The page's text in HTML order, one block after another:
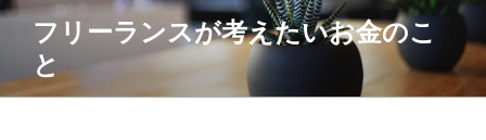
コ
フリーランスが考えたいお金のこ
と